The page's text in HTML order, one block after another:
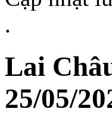
.
Lai
25/05/